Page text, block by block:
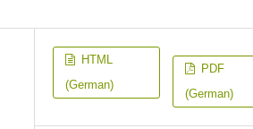
HTML
(German)
PDF
(German)